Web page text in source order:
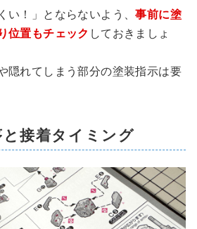
い！」とならないよう、事前に塗
位置もチェック しておきましょ
隠れてしまう部分の塗装指示は要
接着タイミング